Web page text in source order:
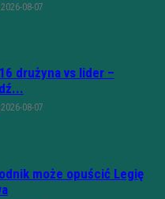
2026-08-07
drużyna vs lider –
2026-08-07
może opuścić Legię